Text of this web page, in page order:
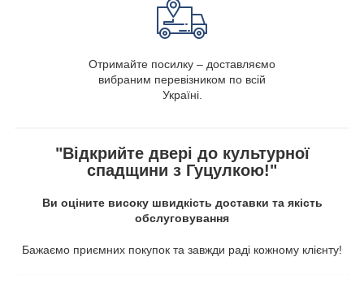
Отримайте посилку – доставляємо
вибраним перевізником по всій
Україні.
"Відкрийте двері до культурної
спадщини з Гуцулкою!"
Ви оціните високу швидкість доставки та якість
обслуговування
Бажаємо приємних покупок та завжди раді кожному клієнту!